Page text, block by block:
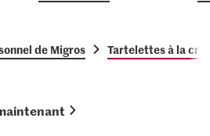
de Migros Tartelettes à la